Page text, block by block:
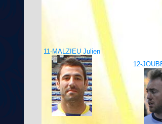
11-MALZIEU Julien
12-